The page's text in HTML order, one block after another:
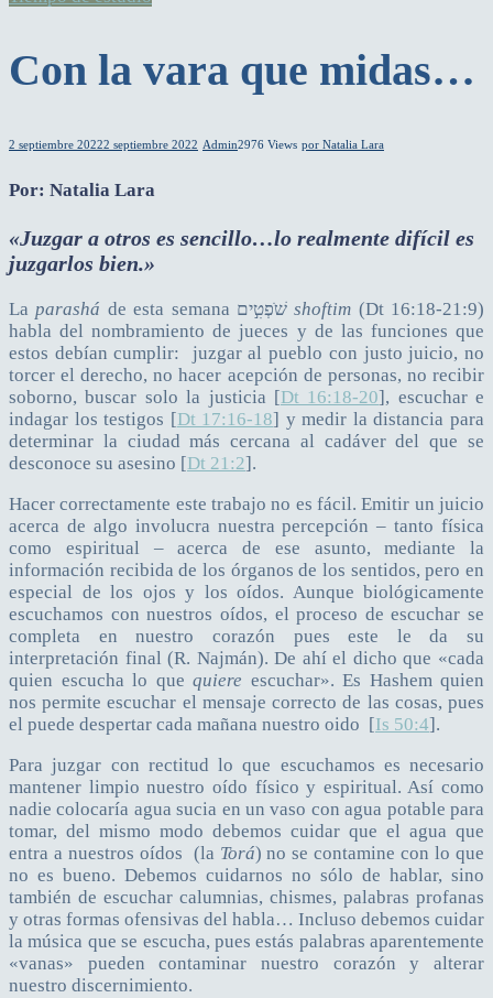
Con la vara que midas…
2 septiembre 20222 septiembre 2022 Admin2976 Views por Natalia Lara
Por: Natalia Lara
«Juzgar a otros es sencillo…lo realmente difícil es
juzgarlos bien.»
Laparashá de esta semana שֹׁפְטִ֣יםshoftim (Dt 16:18-21:9)
habla del nombramiento de jueces y de las funciones que
estos debían cumplir: juzgar al pueblo con justo juicio, no
torcer el derecho, no hacer acepción de personas, no recibir
soborno, buscar solo la justicia [Dt 16:18-20], escuchar e
indagar los testigos [Dt 17:16-18] y medir la distancia para
determinar la ciudad más cercana al cadáver del que se
desconoce su asesino [Dt 21:2].
Hacer correctamente este trabajo no es fácil. Emitir un juicio
acerca de algo involucra nuestra percepción – tanto física
como espiritual – acerca de ese asunto, mediante la
información recibida de los órganos de los sentidos, pero en
especial de los ojos y los oídos. Aunque biológicamente
escuchamos con nuestros oídos, el proceso de escuchar se
completa en nuestro corazón pues este le da su
interpretación final (R. Najmán). De ahí el dicho que «cada
quien escucha lo que quiere escuchar». Es Hashem quien
nos permite escuchar el mensaje correcto de las cosas, pues
el puede despertar cada mañana nuestro oido [Is 50:4].
Para juzgar con rectitud lo que escuchamos es necesario
mantener limpio nuestro oído físico y espiritual. Así como
nadie colocaría agua sucia en un vaso con agua potable para
tomar, del mismo modo debemos cuidar que el agua que
entra a nuestros oídos (la Torá) no se contamine con lo que
no es bueno. Debemos cuidarnos no sólo de hablar, sino
también de escuchar calumnias, chismes, palabras profanas
y otras formas ofensivas del habla… Incluso debemos cuidar
la música que se escucha, pues estás palabras aparentemente
«vanas» pueden contaminar nuestro corazón y alterar
nuestro discernimiento.